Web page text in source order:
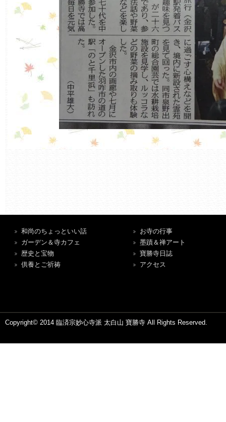
和尚のちょっといい話
ガーデン＆寺カフェ
歴史と宝物
供養とご祈祷
お寺の行事
墨蹟＆禅アート
寶勝寺日誌
アクセス
Copyright© 2014 臨済宗妙心寺派 太白山 寶勝寺 All Rights Reserved.